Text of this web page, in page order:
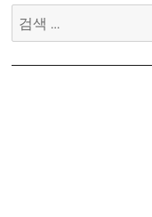
검
색: